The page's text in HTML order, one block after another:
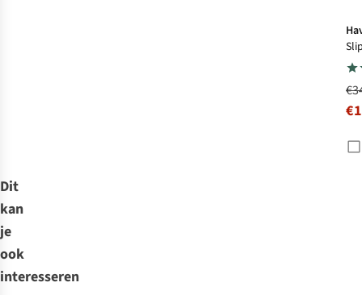
Dit
kan
je
ook
interesseren